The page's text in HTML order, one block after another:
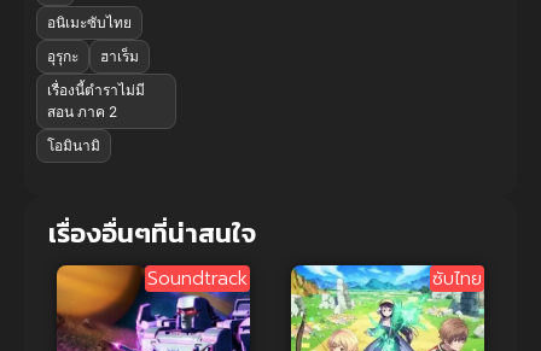
อนิเมะซับไทย
อุรุกะ
ฮาเร็ม
เรื่องนี้ตำราไม่มี
สอน ภาค 2
โอมินามิ
เรื่องอื่นๆที่น่าสนใจ
Soundtrack ซับไทย